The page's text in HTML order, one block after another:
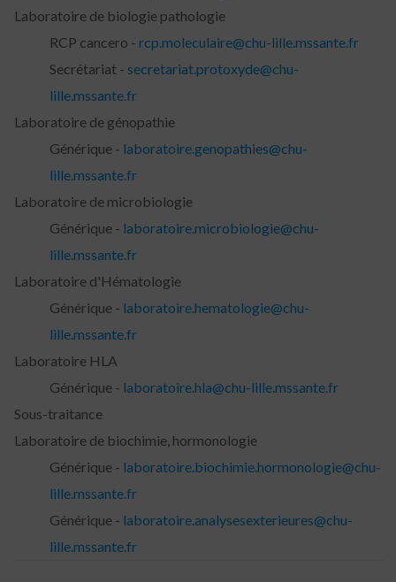
Laboratoire de biologie pathologie
RCP cancero - rcp.moleculaire@chu-lille.mssante.fr
Secrétariat - secretariat.protoxyde@chu-
lille.mssante.fr
Laboratoire de génopathie
Générique - laboratoire.genopathies@chu-
lille.mssante.fr
Laboratoire de microbiologie
Générique - laboratoire.microbiologie@chu-
lille.mssante.fr
Laboratoire d'Hématologie
Générique - laboratoire.hematologie@chu-
lille.mssante.fr
Laboratoire HLA
Générique - laboratoire.hla@chu-lille.mssante.fr
Sous-traitance
Laboratoire de biochimie, hormonologie
Générique - laboratoire.biochimie.hormonologie@chu-
lille.mssante.fr
Générique - laboratoire.analysesexterieures@chu-
lille.mssante.fr